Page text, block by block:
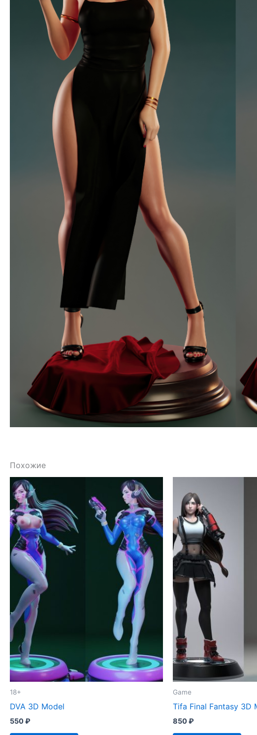
Похожие
18+
DVA 3D Model
550₽
Game
Tifa Final Fantasy 3D
850₽